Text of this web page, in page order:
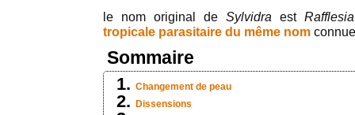
le nom original de Sylvidra est Rafflesia
tropicale parasitaire du même nom
Sommaire
Changement de peau
Dissensions